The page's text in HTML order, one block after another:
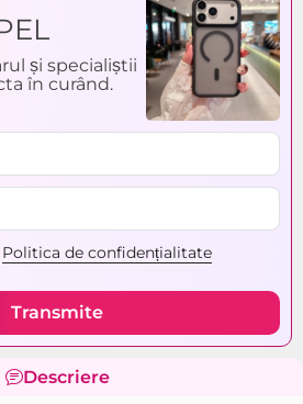
și specialiștii
în curând.
Politica de confidențialitate
Transmite
Descriere